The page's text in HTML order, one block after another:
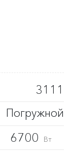
3111
Погружной
6700 Вт